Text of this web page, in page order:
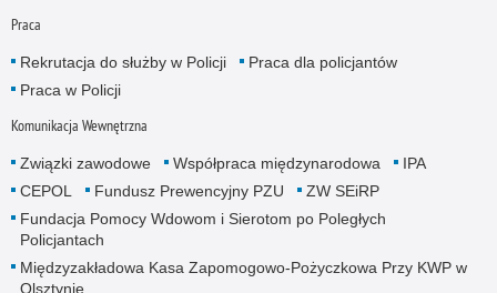
Praca
Rekrutacja do służby w Policji
Praca dla policjantów
Praca w Policji
Komunikacja Wewnętrzna
Związki zawodowe Współpraca międzynarodowa
IPA
CEPOL
Fundusz Prewencyjny PZU
ZW SEiRP
Fundacja Pomocy Wdowom i Sierotom po Poległych
Policjantach
Międzyzakładowa Kasa Zapomogowo-Pożyczkowa Przy KWP w
Olsztynie